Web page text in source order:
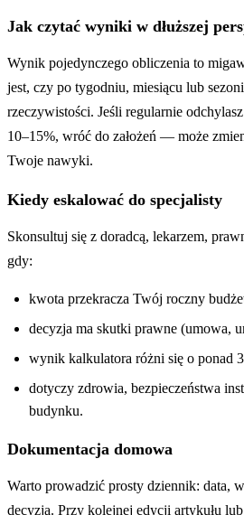
Jak czytać wyniki w dłuższej
Wynik pojedynczego obliczenia to
jest, czy po tygodniu, miesiącu lub
rzeczywistości. Jeśli regularnie
10–15%, wróć do założeń — może
Twoje nawyki.
Kiedy eskalować do specjalisty
Skonsultuj się z doradcą, lekarzem,
gdy:
kwota przekracza Twój roczny
decyzja ma skutki prawne (umowa,
wynik kalkulatora różni się o ponad
dotyczy zdrowia, bezpieczeństwa
budynku.
Dokumentacja domowa
Warto prowadzić prosty dziennik: data,
decyzja. Przy kolejnej edycji artykułu